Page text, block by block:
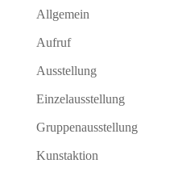
Allgemein
Aufruf
Ausstellung
Einzelausstellung
Gruppenausstellung
Kunstaktion